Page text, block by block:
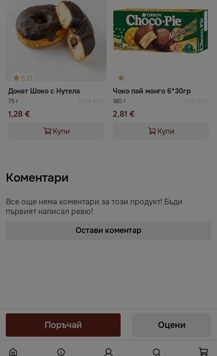
Поръчай Оцени
5.0
Донат Шоко с Нутела
75 г 17,04 €/кг
1,28 €
Купи
Чоко пай манго 6*30гр
180 г 15,61 €/кг
2,81 €
Купи
Коментари
Все още няма коментари за този продукт! Бъди
първият написал ревю!
Остави коментар
Предоставяне на информация по чл. 55б, ал. 5 от Закона за въвеждане
на еврото в Република България от „БЕРЬОЗКА БЪЛГАРИЯ“ ЕООД от